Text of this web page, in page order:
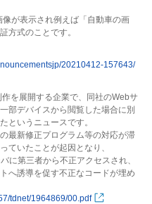
が表示され例えば「自動車の画
方式のことです。
20210412-157643/
を展開する企業で、同社のWebサ
部デバイスから閲覧した場合に別
というニュースです。
最新修正プログラム等の対応が滞
ていたことが起因となり、
に第三者から不正アクセスされ、
へ誘導を促す不正なコードが埋め
tdnet/1964869/00.pdf